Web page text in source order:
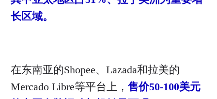
长区域。
在东南亚的Shopee、Lazada和拉美的
Mercado Libre等平台上， 售价50-100美元